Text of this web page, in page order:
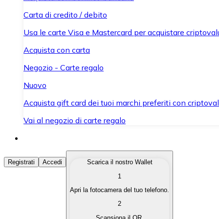
Carta di credito / debito
Usa le carte Visa e Mastercard per acquistare
Acquista con carta
Negozio - Carte regalo
Nuovo
Acquista gift card dei tuoi marchi preferiti con
Vai al negozio di carte regalo
Acquista Criptovalute
Acquista le criptovalute che ti interessano in modo
Converti le tue criptovalute in valuta fiat quando ne hai
Registrati Accedi
Scarica il nostro Wallet
1
Apri la fotocamera del tuo telefono.
2